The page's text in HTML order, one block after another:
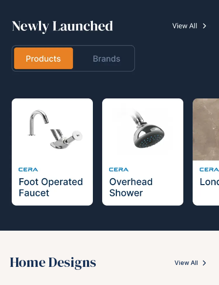
Home Designs View All